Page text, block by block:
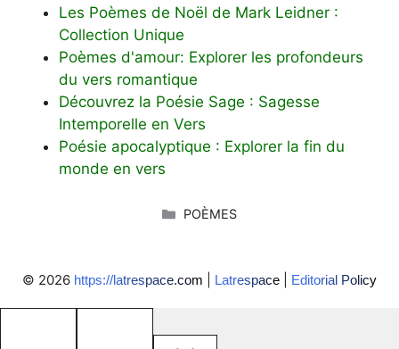
Les Poèmes de Noël de Mark Leidner :
Collection Unique
Poèmes d'amour: Explorer les profondeurs
du vers romantique
Découvrez la Poésie Sage : Sagesse
Intemporelle en Vers
Poésie apocalyptique : Explorer la fin du
monde en vers
CATÉGORIES
POÈMES
© 2026 https://latrespace.com Latrespace Editorial Policy